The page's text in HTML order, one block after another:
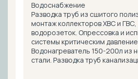
Водоснабжение
Разводка труб из сшитого
монтаж коллекторов ХВС и ГВС,
водорозеток. Опрессовка и
системы критическим
Водонагреватель 150-200л из
стали. Разводка труб